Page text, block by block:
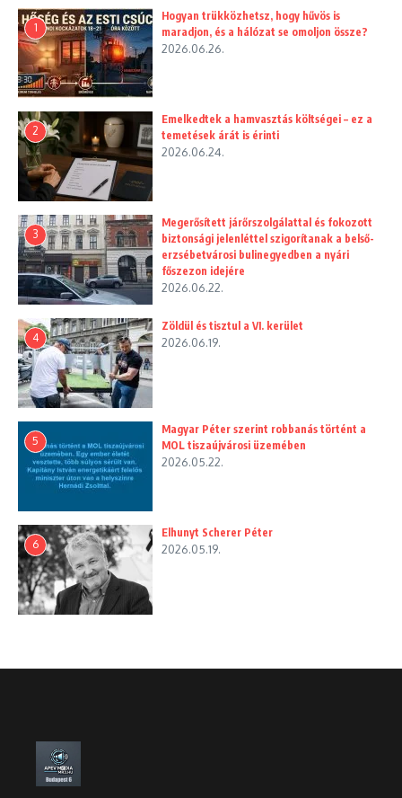
1
Hogyan trükközhetsz, hogy hűvös is
maradjon, és a hálózat se omoljon össze?
2026.06.26.
2
Emelkedtek a hamvasztás költségei – ez a
temetések árát is érinti
2026.06.24.
3
Megerősített járőrszolgálattal és fokozott
biztonsági jelenléttel szigorítanak a belső-
erzsébetvárosi bulinegyedben a nyári
főszezon idejére
2026.06.22.
4
Zöldül és tisztul a VI. kerület
2026.06.19.
5
Magyar Péter szerint robbanás történt a
MOL tiszaújvárosi üzemében
2026.05.22.
6
Elhunyt Scherer Péter
2026.05.19.